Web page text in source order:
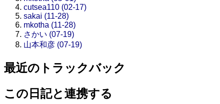
cutsea110 (02-17)
sakai (11-28)
mkotha (11-28)
さかい (07-19)
山本和彦 (07-19)
最近のトラックバック
この日記と連携する